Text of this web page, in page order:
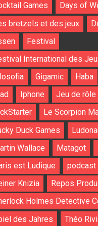
Games
Days of
bretzels et des jeux
Festival
International des
Gigamic Haba
Iphone Jeu de rôle
Le Scorpion
Duck Games
Wallace
Matagot
est Ludique
podcast
Knizia
Repos
Holmes Detective
des Jahres
Théo